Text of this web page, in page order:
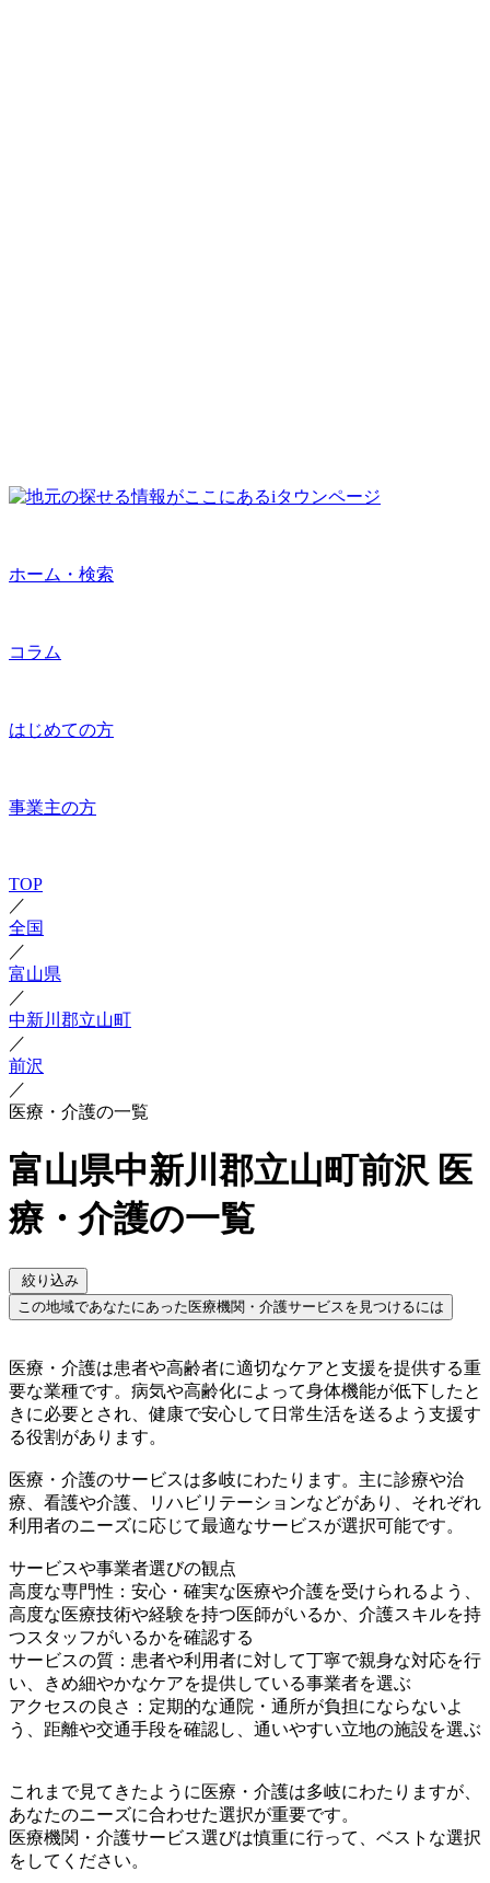
ホーム・検索
コラム
はじめての方
事業主の方
TOP
／
全国
／
富山県
／
中新川郡立山町
／
前沢
／
医療・介護の一覧
富山県中新川郡立山町前沢 医
療・介護の一覧
絞り込み
この地域であなたにあった医療機関・介護サービスを見つけるには
医療・介護は患者や高齢者に適切なケアと支援を提供する重
要な業種です。病気や高齢化によって身体機能が低下したと
きに必要とされ、健康で安心して日常生活を送るよう支援す
る役割があります。
医療・介護のサービスは多岐にわたります。主に診療や治
療、看護や介護、リハビリテーションなどがあり、それぞれ
利用者のニーズに応じて最適なサービスが選択可能です。
サービスや事業者選びの観点
高度な専門性：安心・確実な医療や介護を受けられるよう、
高度な医療技術や経験を持つ医師がいるか、介護スキルを持
つスタッフがいるかを確認する
サービスの質：患者や利用者に対して丁寧で親身な対応を行
い、きめ細やかなケアを提供している事業者を選ぶ
アクセスの良さ：定期的な通院・通所が負担にならないよ
う、距離や交通手段を確認し、通いやすい立地の施設を選ぶ
これまで見てきたように医療・介護は多岐にわたりますが、
あなたのニーズに合わせた選択が重要です。
医療機関・介護サービス選びは慎重に行って、ベストな選択
をしてください。